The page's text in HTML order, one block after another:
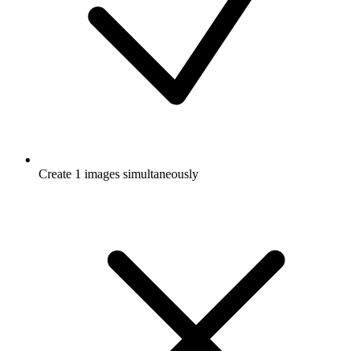
Create 1 images simultaneously